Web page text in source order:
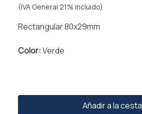
(IVA General 21% incluido)
Rectangular 80x29mm
Color:Verde
Añadir a la cesta